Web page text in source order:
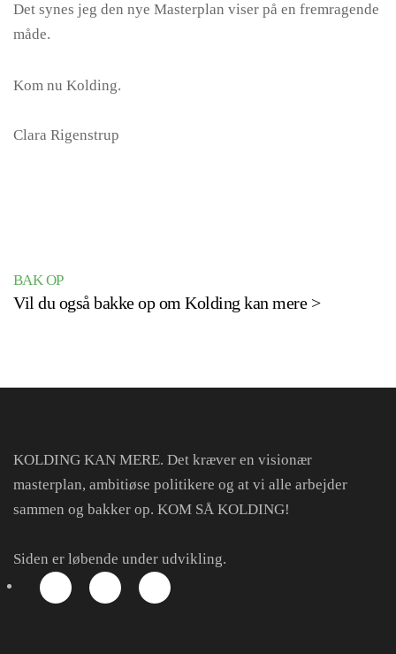
Det synes jeg den nye Masterplan viser på en fremragende
måde.
Kom nu Kolding.
Clara Rigenstrup
BAK OP
Vil du også bakke op om Kolding kan mere >
KOLDING KAN MERE. Det kræver en visionær
masterplan, ambitiøse politikere og at vi alle arbejder
sammen og bakker op. KOM SÅ KOLDING!
Siden er løbende under udvikling.